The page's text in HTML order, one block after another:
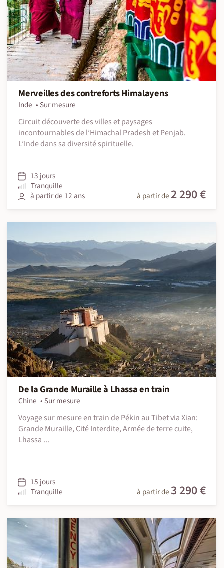
Merveilles des contreforts Himalayens
Inde
Sur mesure
Circuit découverte des villes et paysages
incontournables de l’Himachal Pradesh et Penjab.
L’Inde dans sa diversité spirituelle.
13 jours
Tranquille
à partir de 12 ans
à partir de 2 290 €
De la Grande Muraille à Lhassa en train
Chine
Sur mesure
Voyage sur mesure en train de Pékin au Tibet via Xian:
Grande Muraille, Cité Interdite, Armée de terre cuite,
Lhassa ...
15 jours
Tranquille
à partir de 3 290 €